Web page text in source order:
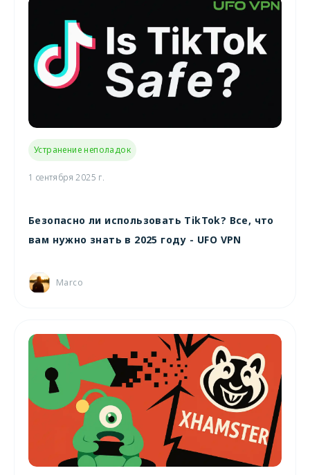
Устранение неполадок
1 сентября 2025 г.
Безопасно ли использовать TikTok? Все, что
вам нужно знать в 2025 году - UFO VPN
Marco